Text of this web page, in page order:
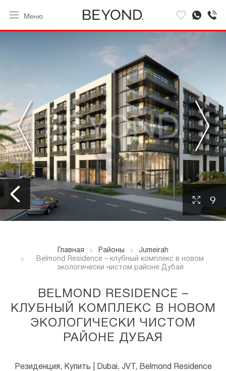
Меню
9
Главная Районы
Jumeirah
Belmond Residence – клубный комплекс в новом
экологически чистом районе Дубая
BELMOND RESIDENCE –
КЛУБНЫЙ КОМПЛЕКС В НОВОМ
ЭКОЛОГИЧЕСКИ ЧИСТОМ
РАЙОНЕ ДУБАЯ
Резиденция, Купить | Dubai, JVT, Belmond Residence